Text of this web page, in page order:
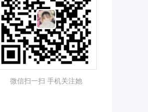
微信扫一扫 手机关注她